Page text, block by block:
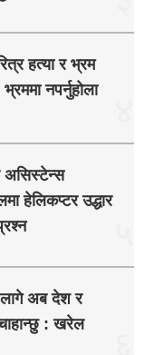
हत्या र भ्रम
नपर्नुहोला
असिस्टेन्स
हेलिकप्टर उद्धार
अब देश र
: खरेल